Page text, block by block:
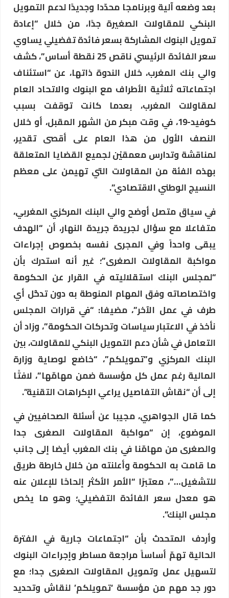
بعد وضعه آلية وبرنامجا محدّدا وجديدًا لدعم التمويل
البنكي للمقاولات الصغيرة جدًا، من خلال “إعادة
تمويل البنوك المشاركة بسعر فائدة تفضيلي يساوي
سعر الفائدة الرئيسي ناقص 25 نقطة أساس”، كشف
والي بنك المغرب، خلال الندوة ذاتها، عن “استئناف
اجتماعاته ثلاثية الأطراف مع البنوك والاتحاد العام
لمقاولات المغرب، بعدما كانت توقفت بسبب
كوفيد-19، في وقت مبكر من الشهر المقبل، أو خلال
النصف الأول من هذا العام على أقصى تقدير،
لمناقشة وتدارس معمقيْن لجميع القضايا المتعلقة
بهذه الفئة من المقاولات التي تهيمن على معظم
النسيج الوطني الاقتصادي”.
في سياق متصل أوضح والي البنك المركزي المغربي،
متفاعلا مع سؤال لجريدة جريدة النهار، أن “الهدف
يبقى واحداً وفي المجرى نفسه بخصوص إجراءات
مواكبة المقاولات الصغرى”؛ غير أنه استدرك بأن
“لمجلس البنك استقلاليته في القرار عن الحكومة
واختصاصاته وفق المهام المنوطة به دون تدخُّل أي
طرف في عمل الآخر”، مضيفا: “في قرارات المجلس
نأخذ في الاعتبار سياسات وتحركات الحكومة”، وزاد أن
التعامل في شأن دعم التمويل البنكي للمقاولات، بين
البنك المركزي و”تمويلكم”، “خاضع لوصاية وزارة
المالية رغم عمل كل مؤسسة ضمن مهامّها”، لافتًا
إلى أن “نقاش التفاصيل يراعي الإكراهات التقنية”.
كما قال الجواهري، مجيبا عن أسئلة الصحافيين في
الموضوع، إن “مواكبة المقاولات الصغرى جدا
والصغرى من مهامّنا في بنك المغرب أيضا إلى جانب
ما قامت به الحكومة وأعلنته من خلال خارطة طريق
للتشغيل…”، معتبرًا “الأمر الأكثر إلحاحًا للإعلان عنه
هو معدل سعر الفائدة التفضيلي؛ وهو ما يخص
مجلس البنك”.
وأردف المتحدث بأن “اجتماعات جارية في الفترة
الحالية تهمّ أساساً مراجعة مساطر وإجراءات البنوك
لتسهيل عمل وتمويل المقاولات الصغرى جدا؛ مع
دور جد مهم من مؤسسة ‘تمويلكم’ لنقاش وتحديد